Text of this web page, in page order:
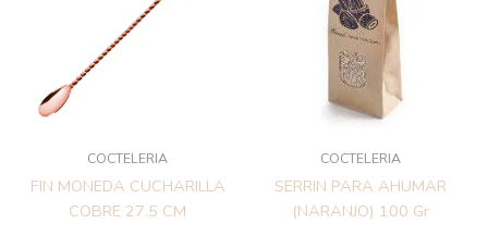
COCTELERIA
FIN MONEDA CUCHARILLA
COBRE 27.5 CM
COCTELERIA
SERRIN PARA AHUMAR
(NARANJO) 100 Gr